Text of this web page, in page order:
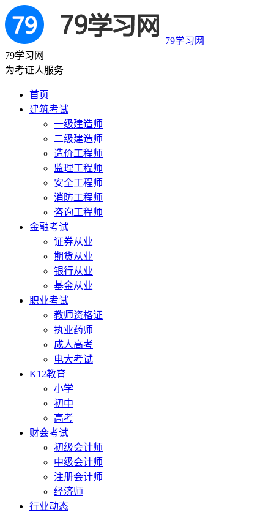
79学习网
79学习网
为考证人服务
首页
建筑考试
一级建造师
二级建造师
造价工程师
监理工程师
安全工程师
消防工程师
咨询工程师
金融考试
证券从业
期货从业
银行从业
基金从业
职业考试
教师资格证
执业药师
成人高考
电大考试
K12教育
小学
初中
高考
财会考试
初级会计师
中级会计师
注册会计师
经济师
行业动态